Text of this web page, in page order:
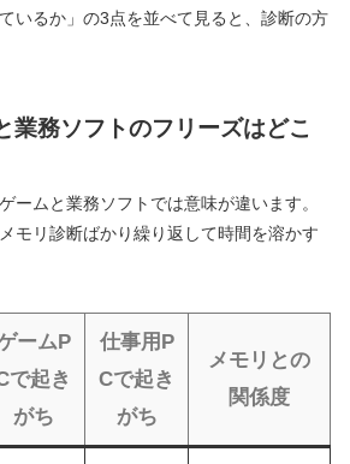
いるか」の3点を並べて見ると、診断の方
業務ソフトのフリーズはどこ
ームと業務ソフトでは意味が違います。
モリ診断ばかり繰り返して時間を溶かす
ームP
で起き
がち
仕事用P
Cで起き
がち
メモリとの
関係度